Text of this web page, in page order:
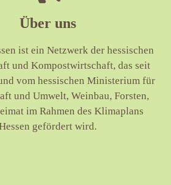
Über uns
ist ein Netzwerk der hessischen
und Kompostwirtschaft, das seit
vom hessischen Ministerium für
und Umwelt, Weinbau, Forsten,
im Rahmen des Klimaplans
gefördert wird.